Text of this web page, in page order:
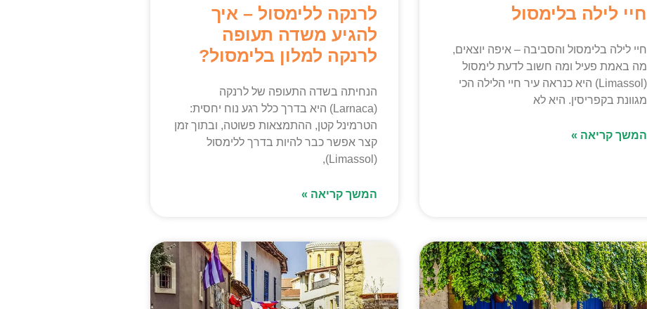
חיי לילה בלימסול
חיי לילה בלימסול והסביבה – איפה יוצאים,
מה באמת פעיל ומה חשוב לדעת לימסול
(Limassol) היא כנראה עיר חיי הלילה הכי
מגוונת בקפריסין. היא לא
המשך קריאה »
לרנקה ללימסול – איך
להגיע משדה תעופה
לרנקה למלון בלימסול?
הנחיתה בשדה התעופה של לרנקה
(Larnaca) היא בדרך כלל רגע נוח יחסית:
הטרמינל קטן, ההתמצאות פשוטה, ובתוך זמן
קצר אפשר כבר להיות בדרך ללימסול
(Limassol),
המשך קריאה »